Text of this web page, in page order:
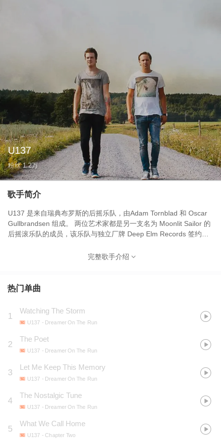
U137
粉丝 1.2万
歌手简介
U137 是来自瑞典布罗斯的后摇乐队，由Adam Tornblad 和 Oscar
Gullbrandsen 组成。 两位艺术家都是另一支名为 Moonlit Sailor 的
后摇滚乐队的成员，该乐队与独立厂牌 Deep Elm Records 签约。
计成更具电影感。 他们的首张专辑 Dreamer On The Run 于 2013
完整歌手介绍
热门单曲
1
Watching The Storm
U137 - Dreamer On The Run
2
The Poet
U137 - Dreamer On The Run
3
Let Me Keep This Memory
U137 - Dreamer On The Run
4
The Nostalgic Tune
U137 - Dreamer On The Run
5
What We Call Home
U137 - Chapter Two